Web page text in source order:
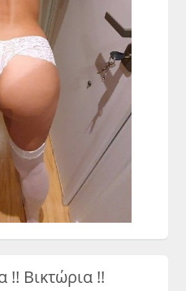
!! Βικτώρια !!